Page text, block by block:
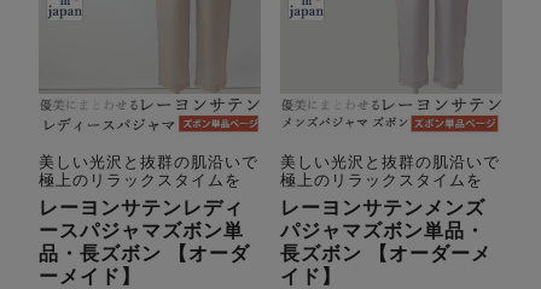
美しい光沢と抜群の肌沿いで
極上のリラックスタイムを
レーヨンサテンレディ
ースパジャマズボン単
品・長ズボン 【オーダ
ーメイド】
美しい光沢と抜群の肌沿いで
極上のリラックスタイムを
レーヨンサテンメンズ
パジャマズボン単品・
長ズボン 【オーダーメ
イド】